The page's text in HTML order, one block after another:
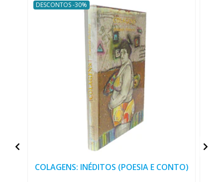
DESCONTOS -30%
COLAGENS: INÉDITOS (POESIA E CONTO)